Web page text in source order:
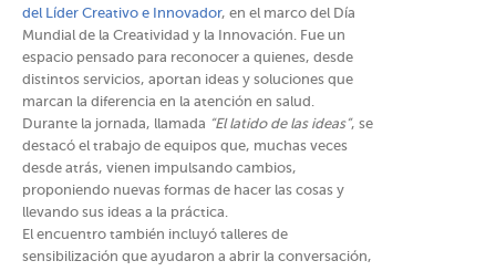
del Líder Creativo e Innovador, en el marco del Día
Mundial de la Creatividad y la Innovación. Fue un
espacio pensado para reconocer a quienes, desde
distintos servicios, aportan ideas y soluciones que
marcan la diferencia en la atención en salud.
Durante la jornada, llamada “El latido de las ideas”, se
destacó el trabajo de equipos que, muchas veces
desde atrás, vienen impulsando cambios,
proponiendo nuevas formas de hacer las cosas y
llevando sus ideas a la práctica.
El encuentro también incluyó talleres de
sensibilización que ayudaron a abrir la conversación,